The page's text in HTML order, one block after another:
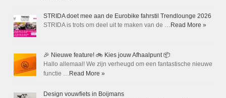
STRIDA doet mee aan de Eurobike fahrstil Trendlounge 2026
STRIDA is trots om deel uit te maken van de …Read More »
🎉 Nieuwe feature! 🚲 Kies jouw Afhaalpunt 📦
Hallo allemaal! We zijn verheugd om een fantastische nieuwe
functie …Read More »
Design vouwfiets in Boijmans